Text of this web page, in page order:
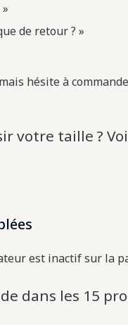
de retour ? »
hésite à
votre taille ?
est inactif sur la
dans les 15